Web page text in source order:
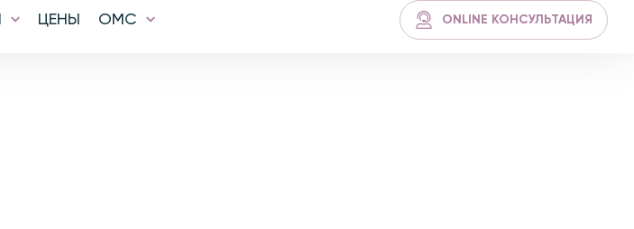
ЦЕНЫ ОМС ONLINE КОНСУЛЬТАЦИЯ